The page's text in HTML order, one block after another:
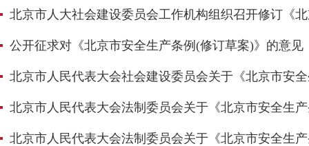
北京市人大社会建设委员会工作机构组织召开修订《
公开征求对《北京市安全生产条例(修订草案)》的意见
北京市人民代表大会社会建设委员会关于《北京市安
北京市人民代表大会法制委员会关于《北京市安全生
北京市人民代表大会法制委员会关于《北京市安全生